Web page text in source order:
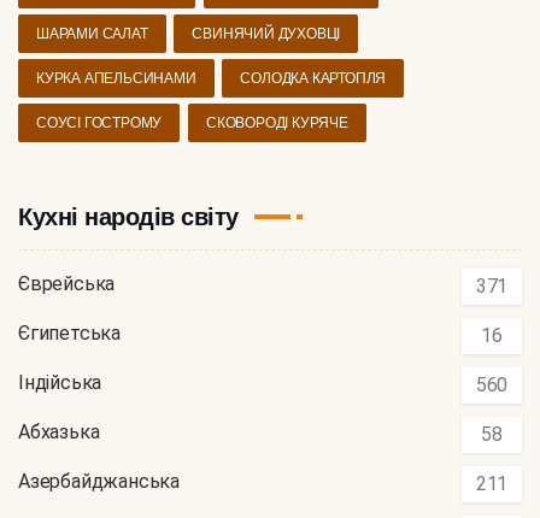
ШАРАМИ САЛАТ СВИНЯЧИЙ ДУХОВЦІ
КУРКА АПЕЛЬСИНАМИ СОЛОДКА КАРТОПЛЯ
СОУСІ ГОСТРОМУ СКОВОРОДІ КУРЯЧЕ
Кухні народів світу
Єврейська 371
Єгипетська 16
Індійська 560
Абхазька 58
Азербайджанська 211